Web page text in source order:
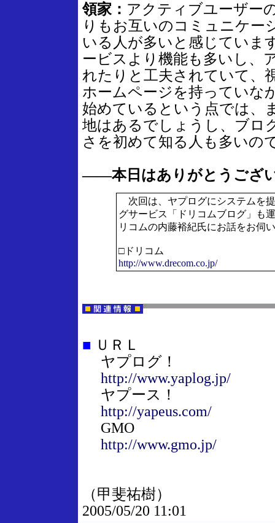
領家： アクティブユーザー
りもお互いのコミュニケー
いる人が多いと感じていま
ービスより機能も多いし、
れたりと工夫されていて、
ホームページを持っていな
始めているという点では、
地はあるでしょうし、ブロ
さを初めて知る人も多いの
――本日はありがとうござ
次回は、ヤプログにシステムを
グサービス「ドリコムブログ」も
リコムの内藤裕紀氏にお話をお伺
□ドリコム
http://www.drecom.co.jp/
■ ＵＲＬ
ヤプログ！
http://www.yaplog.jp/
ヤプース！
http://yapeus.com/
GMO
http://www.gmo.jp/
（甲斐祐樹）
2005/05/20 11:01